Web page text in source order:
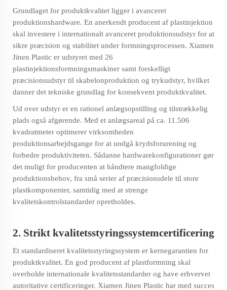
Grundlaget for produktkvalitet ligger i avanceret
produktionshardware. En anerkendt producent af plastinjektion
skal investere i internationalt avanceret produktionsudstyr for at
sikre præcision og stabilitet under formningsprocessen. Xiamen
Jinen Plastic er udstyret med 26
plastinjektionsformningsmaskiner samt forskelligt
præcisionsudstyr til skabelonproduktion og trykudstyr, hvilket
danner det tekniske grundlag for konsekvent produktkvalitet.
Ud over udstyr er en rationel anlægsopstilling og tilstrækkelig
plads også afgørende. Med et anlægsareal på ca. 11.506
kvadratmeter optimerer virksomheden
produktionsarbejdsgange for at undgå krydsforurening og
forbedre produktiviteten. Sådanne hardwarekonfigurationer gør
det muligt for producenten at håndtere mangfoldige
produktionsbehov, fra små serier af præcisionsdele til store
plastkomponenter, samtidig med at strenge
kvalitetskontrolstandarder opretholdes.
2. Strikt kvalitetsstyringssystemcertificering
Et standardiseret kvalitetsstyringssystem er kernegarantien for
produktkvalitet. En god producent af plastformning skal
overholde internationale kvalitetsstandarder og have erhvervet
autoritative certificeringer. Xiamen Jinen Plastic har med succes